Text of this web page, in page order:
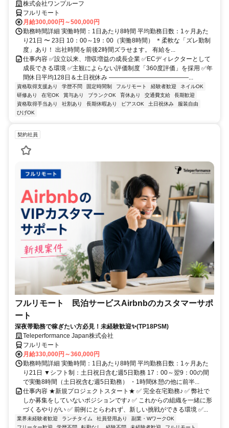
株式会社ワンプルーフ
フルリモート
月給300,000円～500,000円
勤務時間詳細 実働時間：1日あたり8時間 平均勤務日数：1ヶ月あた
り21日 〜 23日 10：00～19：00（実働8時間） ＊柔軟な「ズレ勤制
度」あり！ 出社時間を前後2時間ズラせます。 有給を...
仕事内容 ✅設立以来、増収増益の成長企業 ✅ECディレクターとして
成長できる環境 ✅主観によらない評価制度「360度評価」を採用 ✅年
間休日平均128日＆土日祝休み ―――――――――――――...
資格取得支援あり 学歴不問 固定時間制 フルリモート 経験者歓迎
ネイルOK
研修あり
在宅OK 賞与あり ブランクOK 育休あり 交通費支給
長期歓迎
資格取得手当あり
社割あり 長期休暇あり ピアスOK 土日祝休み
服装自由
ひげOK
契約社員
フルリモート 民泊サービスAirbnbのカスタマーサポ
ート
深夜帯勤務で稼ぎたい方必見！未経験歓迎✨(TP18PSM)
Teleperformance Japan株式会社
フルリモート
月給330,000円～360,000円
勤務時間詳細 実働時間：1日あたり8時間 平均勤務日数：1ヶ月あた
り21日 ▼シフト制：土日祝日含む週5日勤務 17：00～翌9：00の間
で実働8時間（土日祝含む週5日勤務） ・1時間休憩の他に前半...
仕事内容 ★新規プロジェクトスタート★ ✅ 完全在宅勤務♪ ✅ 弊社で
しか募集をしていないポジションです♪ ✅ これからの組織を一緒に形
づくるやりがい ✅ 前例にとらわれず、新しい挑戦ができる環境 ✅...
業界未経験者歓迎 ランチタイム 社員登用あり
副業・WワークOK